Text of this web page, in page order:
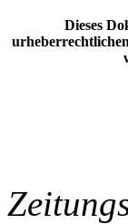
Dieses